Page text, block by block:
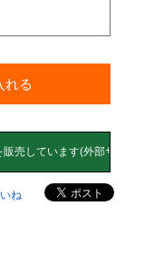
れる
ね